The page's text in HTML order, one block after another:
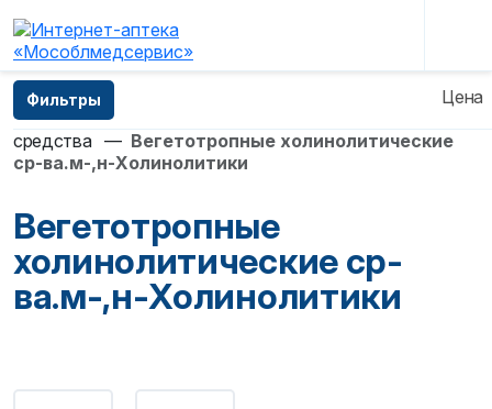
Главная —
Лекарственные препараты
— Вегетотропные средства
средства — Вегетотропные холинолитические
ср-ва.м-,н-Холинолитики
Вегетотропные
холинолитические ср-
ва.м-,н-Холинолитики
Фильтры Цена